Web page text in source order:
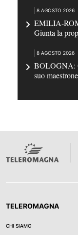
8 AGOSTO 2026
EMILIA-
Giunta la
8 AGOSTO 2026
BOLOGNA:
suo
TELEROMAGNA
CHI SIAMO